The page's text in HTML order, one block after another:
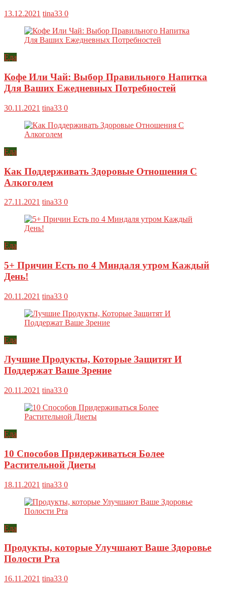
13.12.2021 tina33 0
Еда
Кофе Или Чай: Выбор Правильного Напитка
Для Ваших Ежедневных Потребностей
30.11.2021 tina33 0
Еда
Как Поддерживать Здоровые Отношения С
Алкоголем
27.11.2021 tina33 0
Еда
5+ Причин Есть по 4 Миндаля утром Каждый
День!
20.11.2021 tina33 0
Еда
Лучшие Продукты, Которые Защитят И
Поддержат Ваше Зрение
20.11.2021 tina33 0
Еда
10 Способов Придерживаться Более
Растительной Диеты
18.11.2021 tina33 0
Еда
Продукты, которые Улучшают Ваше Здоровье
Полости Рта
16.11.2021 tina33 0